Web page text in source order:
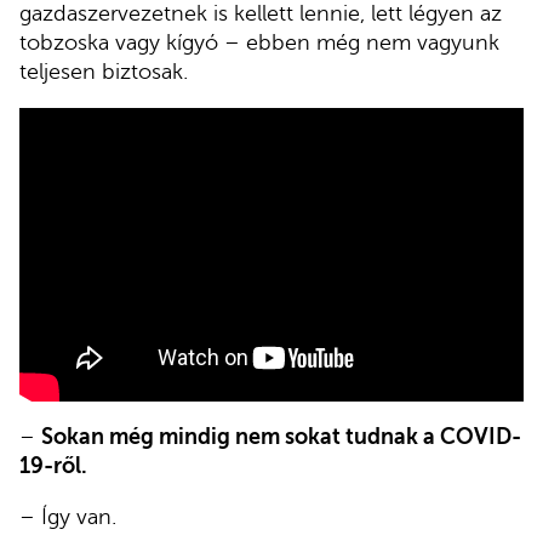
gazdaszervezetnek is kellett lennie, lett légyen az
tobzoska vagy kígyó – ebben még nem vagyunk
teljesen biztosak.
– Sokan még mindig nem sokat tudnak a COVID-
19-ről.
– Így van.